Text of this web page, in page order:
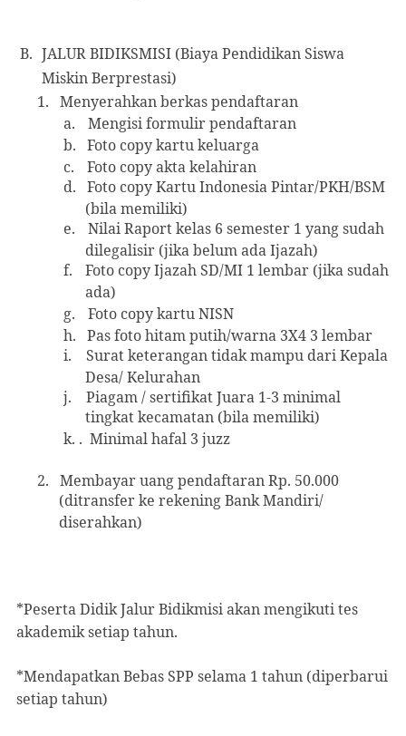
B. JALUR BIDIKSMISI (Biaya Pendidikan Siswa
Miskin Berprestasi)
1.
Menyerahkan berkas pendaftaran
a.
Mengisi formulir pendaftaran
b. Foto copy kartu keluarga
c.
Foto copy akta kelahiran
d. Foto copy Kartu Indonesia Pintar/PKH/BSM
(bila memiliki)
e.
Nilai Raport kelas 6 semester 1 yang sudah
dilegalisir (jika belum ada Ijazah)
f.
Foto copy Ijazah SD/MI 1 lembar (jika sudah
ada)
g.
Foto copy kartu NISN
h. Pas foto hitam putih/warna 3X4 3 lembar
i.
Surat keterangan tidak mampu dari Kepala
Desa/ Kelurahan
j.
Piagam / sertifikat Juara 1-3 minimal
tingkat kecamatan (bila memiliki)
k. . Minimal hafal 3 juzz
2.
Membayar uang pendaftaran Rp. 50.000
(ditransfer ke rekening Bank Mandiri/
diserahkan)
*Peserta Didik Jalur Bidikmisi akan mengikuti tes
akademik setiap tahun.
*Mendapatkan Bebas SPP selama 1 tahun (diperbarui
setiap tahun)